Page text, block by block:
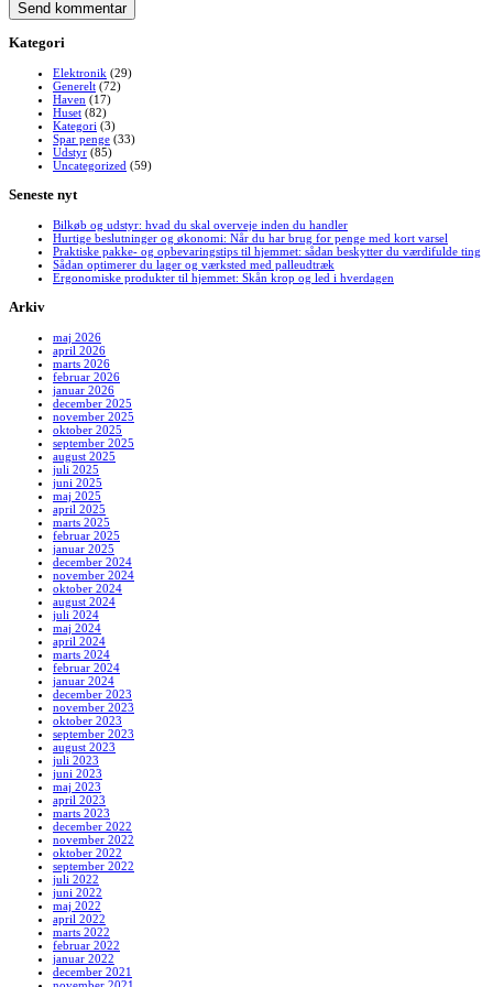
Kategori
Elektronik (29)
Generelt (72)
Haven (17)
Huset (82)
Kategori (3)
Spar penge (33)
Udstyr (85)
Uncategorized (59)
Seneste nyt
Bilkøb og udstyr: hvad du skal overveje inden du handler
Hurtige beslutninger og økonomi: Når du har brug for penge med kort varsel
Praktiske pakke- og opbevaringstips til hjemmet: sådan beskytter du værdifulde ting
Sådan optimerer du lager og værksted med palleudtræk
Ergonomiske produkter til hjemmet: Skån krop og led i hverdagen
Arkiv
maj 2026
april 2026
marts 2026
februar 2026
januar 2026
december 2025
november 2025
oktober 2025
september 2025
august 2025
juli 2025
juni 2025
maj 2025
april 2025
marts 2025
februar 2025
januar 2025
december 2024
november 2024
oktober 2024
august 2024
juli 2024
maj 2024
april 2024
marts 2024
februar 2024
januar 2024
december 2023
november 2023
oktober 2023
september 2023
august 2023
juli 2023
juni 2023
maj 2023
april 2023
marts 2023
december 2022
november 2022
oktober 2022
september 2022
juli 2022
juni 2022
maj 2022
april 2022
marts 2022
februar 2022
januar 2022
december 2021
november 2021